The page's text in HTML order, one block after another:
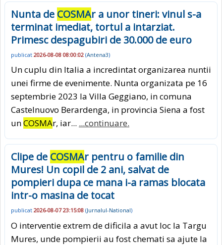
Nunta de COSMAr a unor tineri: vinul s-a
terminat imediat, tortul a intarziat.
Primesc despagubiri de 30.000 de euro
publicat 2026-08-08 08:00:02 (Antena3)
Un cuplu din Italia a incredintat organizarea nuntii
unei firme de evenimente. Nunta organizata pe 16
septembrie 2023 la Villa Geggiano, in comuna
Castelnuovo Berardenga, in provincia Siena a fost
unCOSMAr, iar... ...continuare.
Clipe de COSMAr pentru o familie din
Mures! Un copil de 2 ani, salvat de
pompieri dupa ce mana i-a ramas blocata
intr-o masina de tocat
publicat 2026-08-07 23:15:08 (Jurnalul-National)
O interventie extrem de dificila a avut loc la Targu
Mures, unde pompierii au fost chemati sa ajute la